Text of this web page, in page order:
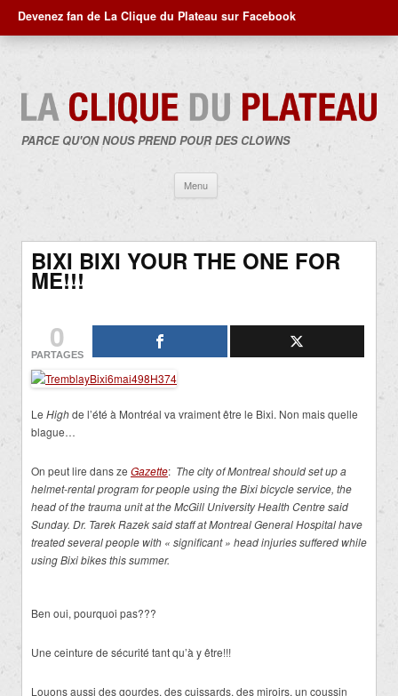
Devenez fan de La Clique du Plateau sur Facebook
PARCE QU'ON NOUS PREND POUR DES CLOWNS
Menu
contenu
BIXI BIXI YOUR THE ONE FOR
ME!!!
0
PARTAGES
Le Highde l’été à Montréal va vraiment être le Bixi. Non mais quelle
blague…
On peut lire dans ze Gazette: The city of Montreal should set up a
helmet-rental program for people using the Bixi bicycle service, the
head of the trauma unit at the McGill University Health Centre said
Sunday. Dr. Tarek Razek said staff at Montreal General Hospital have
treated several people with « significant » head injuries suffered while
using Bixi bikes this summer.
Ben oui, pourquoi pas???
Une ceinture de sécurité tant qu’à y être!!!
Louons aussi des gourdes, des cuissards, des miroirs, un coussin